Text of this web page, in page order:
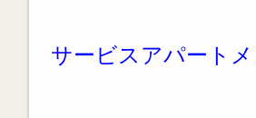
サービスアパートメ